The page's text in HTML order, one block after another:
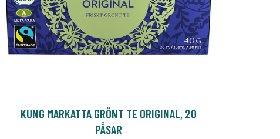
KUNG MARKATTA GRÖNT TE ORIGINAL, 20
PÅSAR